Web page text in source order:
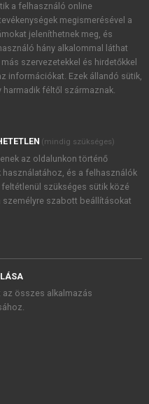
akcióiról.
Zrt. újdonságairól,
foglaltakat tudomásul
, valamint a szotar.netés a
foglaltakat
a felhasználó online
megismerésével a
jeleníthetnek meg, és
hány alkalommal láthat
szervezetekkel és hirdetőkkel
információkat. Ezek állandó sütik,
harmadik féltől származnak.
(mindig szükséges)
az oldalunkon történő
és a felhasználók
szükséges sütik közé
szabott beállításokat
összes alkalmazás